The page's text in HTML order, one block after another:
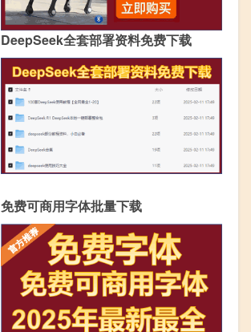
DeepSeek全套部署资料免费下载
免费可商用字体批量下载